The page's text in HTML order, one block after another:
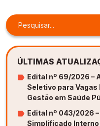
ÚLTIMAS
Edital nº 69/2026 –
Seletivo para
Gestão em Saúde
Edital nº 043/2026
Simplificado